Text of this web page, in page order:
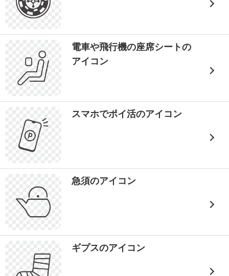
電車や飛行機の座席シートの
アイコン
スマホでポイ活のアイコン
急須のアイコン
ギプスのアイコン